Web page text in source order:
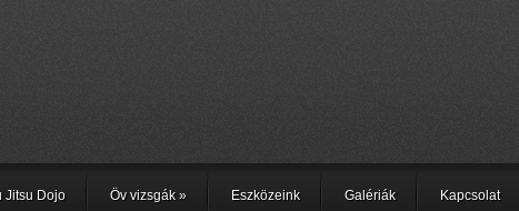
Jitsu Dojo Öv vizsgák» Eszközeink Galériák Kapcsolat